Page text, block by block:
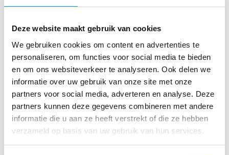
Deze website maakt gebruik van cookies
We gebruiken cookies om content en advertenties te
personaliseren, om functies voor social media te bieden
en om ons websiteverkeer te analyseren. Ook delen we
informatie over uw gebruik van onze site met onze
partners voor social media, adverteren en analyse. Deze
partners kunnen deze gegevens combineren met andere
informatie die u aan ze heeft verstrekt of die ze hebben
verzameld op basis van uw gebruik van hun services.
IT-PROPOSITIE ,NIEUWS
Meer gemak met vernieuwde pagina’s in